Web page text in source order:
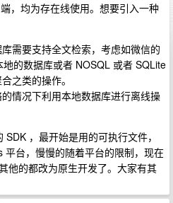
，均为存在线使用。想要引入一种
需要支持全文检索，考虑如微信的
地的数据库或者 NOSQL 或者 SQLite
之类的操作。
情况下利用本地数据库进行离线操
，最开始是用的可执行文件，
台，慢慢的随着平台的限制，现在
他的都改为原生开发了。大家有其